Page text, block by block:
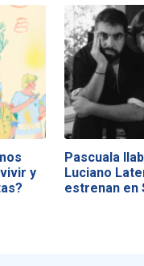
y
Pascuala
Luciano
estrenan en